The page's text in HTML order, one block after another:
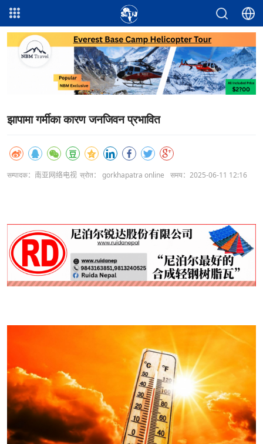
झापामा गर्मीका कारण जनजिवन प्रभावित
सम्पादक：南亚网络电视 स्रोत： gorkhapatra online समय：2025-06-11 12:16